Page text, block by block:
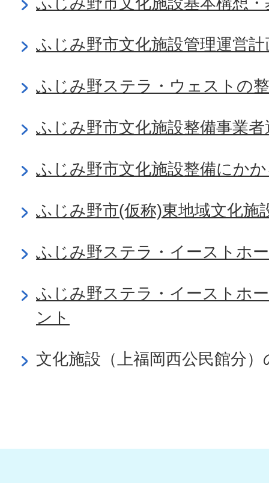
ふじみ野市文化施設管理運営計
ふじみ野ステラ・ウェストの
ふじみ野市文化施設整備事業
ふじみ野市文化施設整備にか
ふじみ野市(仮称)東地域文化施
ふじみ野ステラ・イーストホ
ふじみ野ステラ・イーストホ
ント
文化施設（上福岡西公民館分